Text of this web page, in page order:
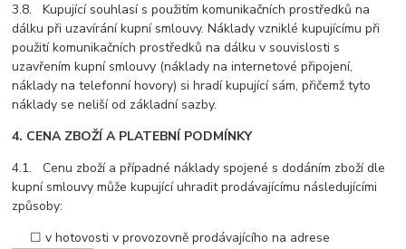
3.8. Kupující souhlasí s použitím komunikačních prostředků na
dálku při uzavírání kupní smlouvy. Náklady vzniklé kupujícímu při
použití komunikačních prostředků na dálku v souvislosti s
uzavřením kupní smlouvy (náklady na internetové připojení,
náklady na telefonní hovory) si hradí kupující sám, přičemž tyto
náklady se neliší od základní sazby.
4. CENA ZBOŽÍ A PLATEBNÍ PODMÍNKY
4.1. Cenu zboží a případné náklady spojené s dodáním zboží dle
kupní smlouvy může kupující uhradit prodávajícímu následujícími
způsoby:
☐ v hotovosti v provozovně prodávajícího na adrese